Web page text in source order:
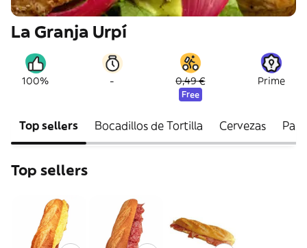
La Granja Urpí
100% - 0,49 €
Free
Prime
Top sellers Bocadillos de Tortilla Cervezas
Top sellers